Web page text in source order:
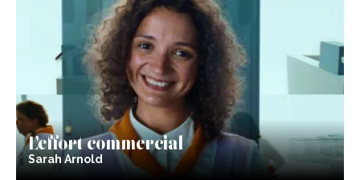
L’effort commercial
Sarah Arnold